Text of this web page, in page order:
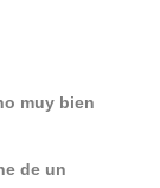
muy bien
de un